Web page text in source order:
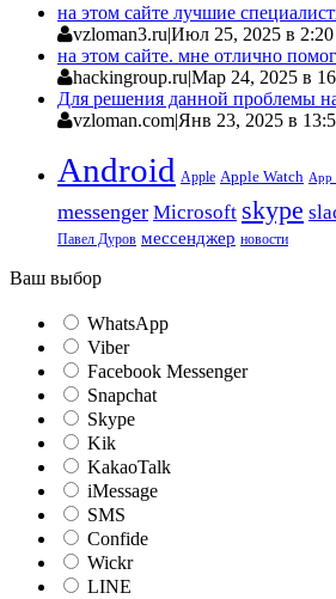
на этом сайте лучшие
vzloman3.ru|Июл 25, 2025 в 2:20
на этом сайте. мне отлично
hackingroup.ru|Мар 24, 2025 в
Для решения данной проблемы
vzloman.com|Янв 23, 2025 в
Android Apple Apple Watch App
messenger Microsoft skype
Павел Дуров мессенджер новости
Ваш выбор
WhatsApp
Viber
Facebook Messenger
Snapchat
Skype
Kik
KakaoTalk
iMessage
SMS
Confide
Wickr
LINE